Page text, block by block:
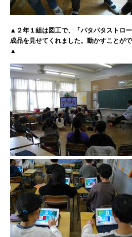
▲２年１組は図工で、「パタパタストロ
成品を見せてくれました。動かすことが
▲